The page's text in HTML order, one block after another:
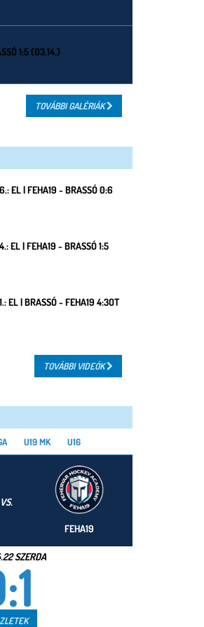
1:5 (03.14.)
TOVÁBBI GALÉRIÁK
EL | FEHA19 - BRASSÓ 0:6
EL | FEHA19 - BRASSÓ 1:5
EL | BRASSÓ - FEHA19 4:3OT
TOVÁBBI VIDEÓK
U19 MK U16
VS.
FEHA19
SZERDA